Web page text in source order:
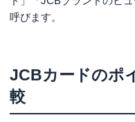
呼びます。
JCBカードのポ
較